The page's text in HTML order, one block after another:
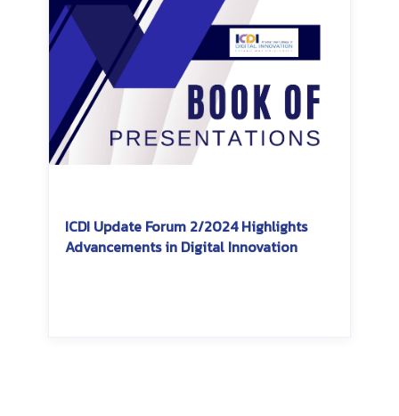
ICDI Update Forum 2/2024 Highlights
Advancements in Digital Innovation